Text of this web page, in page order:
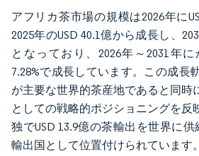
アフリカ茶市場の規模は2026年に
2025年のUSD 40.1億から成長し、
となっており、2026年～2031年
7.28%で成長しています。この成長
が主要な世界的茶産地であると同時
としての戦略的ポジショニングを反
独でUSD 13.9億の茶輸出を世界に
輸出国として位置付けられています